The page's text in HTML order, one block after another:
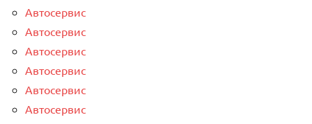
Автосервис
Автосервис
Автосервис
Автосервис
Автосервис
Автосервис